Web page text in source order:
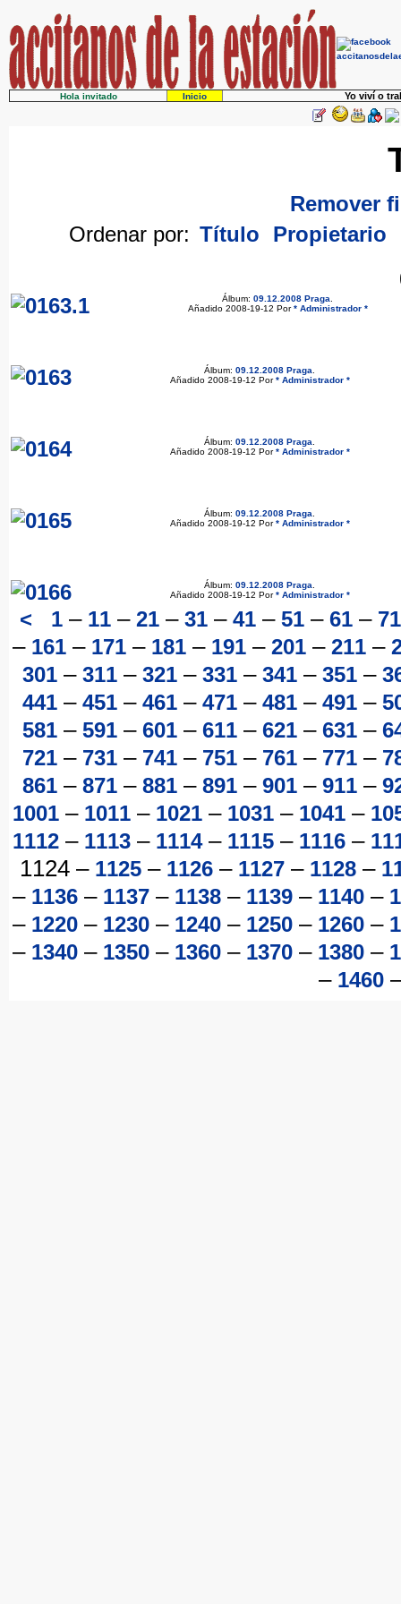
Hola invitado Inicio Yo viví o
Remover
Ordenar por: Título Propietario
Álbum: 09.12.2008 Praga
Añadido 2008-19-12 Por* Administrador *
Álbum: 09.12.2008 Praga
Añadido 2008-19-12 Por* Administrador *
Álbum: 09.12.2008 Praga
Añadido 2008-19-12 Por* Administrador *
Álbum: 09.12.2008 Praga
Añadido 2008-19-12 Por* Administrador *
Álbum: 09.12.2008 Praga
Añadido 2008-19-12 Por* Administrador *
< 1 – 11 – 21 – 31 – 41 – 51 – 61 – 71
– 161 – 171 – 181 – 191 – 201 – 211 –
301– 311– 321– 331– 341– 351–
441– 451– 461– 471– 481– 491–
581– 591– 601– 611– 621– 631–
721– 731– 741– 751– 761– 771–
861– 871– 881– 891– 901– 911–
1001– 1011– 1021– 1031– 1041–
1112– 1113– 1114– 1115– 1116–
1124 – 1125 – 1126 – 1127 – 1128 –
– 1136– 1137– 1138– 1139– 1140–
– 1220– 1230– 1240– 1250– 1260–
– 1340– 1350– 1360– 1370– 1380–
– 1460